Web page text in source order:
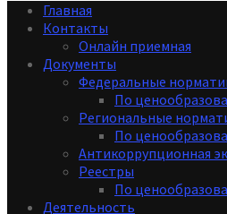
Главная
Контакты
Онлайн приемная
Документы
Федеральные
По
Региональные
По
Антикоррупционная
Реестры
По
Деятельность